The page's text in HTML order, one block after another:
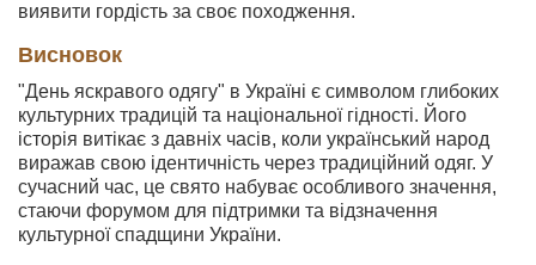
виявити гордість за своє походження.
Висновок
"День яскравого одягу" в Україні є символом глибоких
культурних традицій та національної гідності. Його
історія витікає з давніх часів, коли український народ
виражав свою ідентичність через традиційний одяг. У
сучасний час, це свято набуває особливого значення,
стаючи форумом для підтримки та відзначення
культурної спадщини України.